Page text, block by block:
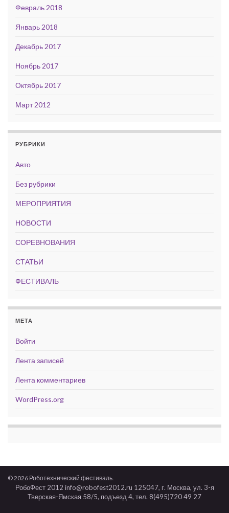
Февраль 2018
Январь 2018
Декабрь 2017
Ноябрь 2017
Октябрь 2017
Март 2012
РУБРИКИ
Авто
Без рубрики
МЕРОПРИЯТИЯ
НОВОСТИ
СОРЕВНОВАНИЯ
СТАТЬИ
ФЕСТИВАЛЬ
МЕТА
Войти
Лента записей
Лента комментариев
WordPress.org
© 2026 Роботехнический фестиваль.
РобоФест 2012 info@robofest2012.ru 125047, г. Москва, ул. 3-я
Тверская-Ямская 58/5, подъезд 4, тел. 8(495)720 49 27